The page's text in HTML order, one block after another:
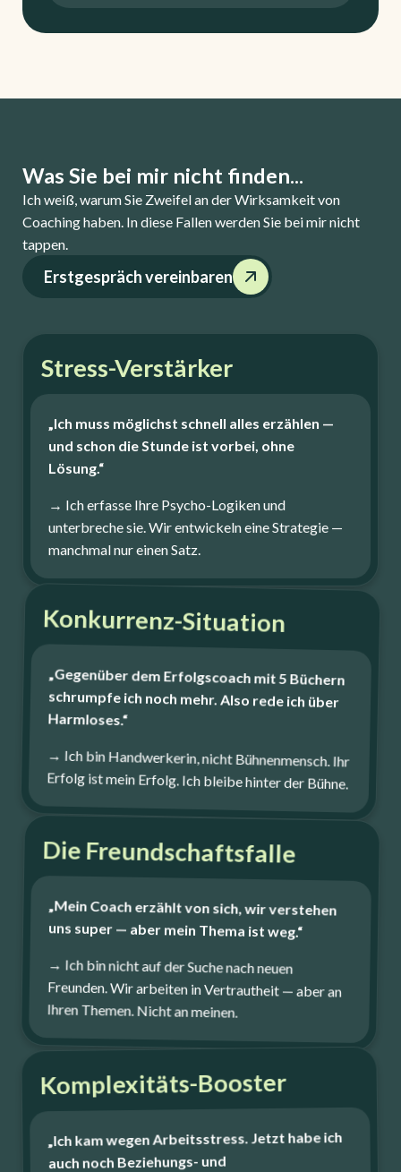
Was Sie bei mir nicht finden...
Ich weiß, warum Sie Zweifel an der Wirksamkeit von
Coaching haben. In diese Fallen werden Sie bei mir nicht
tappen.
Erstgespräch vereinbaren
Stress-Verstärker
„Ich muss möglichst schnell alles erzählen —
und schon die Stunde ist vorbei, ohne
Lösung.“
→ Ich erfasse Ihre Psycho-Logiken und
unterbreche sie. Wir entwickeln eine Strategie —
manchmal nur einen Satz.
Konkurrenz-Situation
„Gegenüber dem Erfolgscoach mit 5 Büchern
schrumpfe ich noch mehr. Also rede ich über
Harmloses.“
→ Ich bin Handwerkerin, nicht Bühnenmensch. Ihr
Erfolg ist mein Erfolg. Ich bleibe hinter der Bühne.
Die Freundschaftsfalle
„Mein Coach erzählt von sich, wir verstehen
uns super — aber mein Thema ist weg.“
→ Ich bin nicht auf der Suche nach neuen
Freunden. Wir arbeiten in Vertrautheit — aber an
Ihren Themen. Nicht an meinen.
Komplexitäts-Booster
„Ich kam wegen Arbeitsstress. Jetzt habe ich
auch noch Beziehungs- und